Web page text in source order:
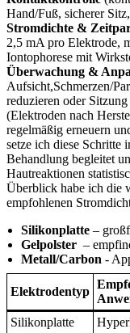
Hand/Fuß, sicherer
Stromdichte ⁣&
2,5 mA pro Elektrode,
Iontophorese mit
Überwachung‍ &⁤
Aufsicht,Schmerzen/
reduzieren oder Sitzung⁣
⁢(Elektroden nach
regelmäßig erneuern
setze ich diese Schritte
Behandlung ⁤begleitet
Hautreaktionen
Überblick habe ich die
empfohlenen⁢
Silikonplatte –
Gelpolster
–
Metall/Carbon ⁤-
Elektrodentyp
Silikonplatte